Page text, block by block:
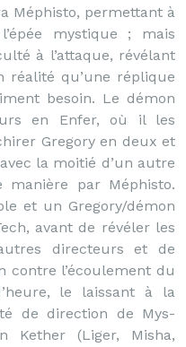
Méphisto, permettant à
mystique ; mais
à l’attaque, révélant
réalité qu’une réplique
besoin. Le démon
en Enfer, où il les
Gregory en deux et
la moitié d’un autre
par Méphisto.
et un Gregory/démon
avant de révéler les
directeurs et de
l’écoulement du
le laissant à la
de direction de Mys-
Kether (Liger, Misha,